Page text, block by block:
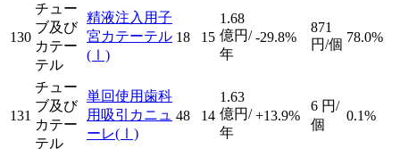
130
チュー
ブ及び
カテー
テル
精液注入用子
宮カテーテル
(Ⅰ)
18 15
1.68
億円/
年
-29.8%
871
円/個 78.0%
131
チュー
ブ及び
カテー
テル
単回使用歯科
用吸引カニュ
ーレ(Ⅰ)
48 14
1.63
億円/
年
+13.9%
6 円/
個
0.1%